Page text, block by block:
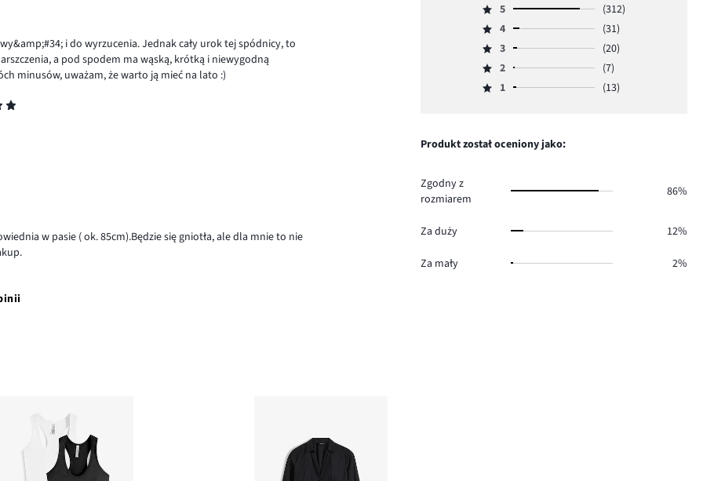
i do wyrzucenia. Jednak cały urok tej spódnicy, to
a pod spodem ma wąską, krótką i niewygodną
minusów, uważam, że warto ją mieć na lato :)
w pasie ( ok. 85cm).Będzie się gniotła, ale dla mnie to nie
Ocena
5,
ilość
głosów
5
(312)
Ocena
4,
ilość
głosów
4
(31)
Ocena
3,
ilość
3
(20)
Ocena
2,
7.
2
(7)
Ocena
głosów
1 (13)
Produkt został oceniony jako:
Zgodny z
rozmiarem
86%
Za duży 12%
Za mały 2%